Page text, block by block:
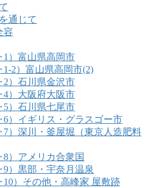
通じて
容
）富山県高岡市
2）富山県高岡市(2)
）石川県金沢市
）大阪府大阪市
）石川県七尾市
）イギリス・グラスゴー市
）深川・釜屋堀（東京人造肥料
）アメリカ合衆国
）黒部・宇奈月温泉
）その他・高峰家 屋敷跡